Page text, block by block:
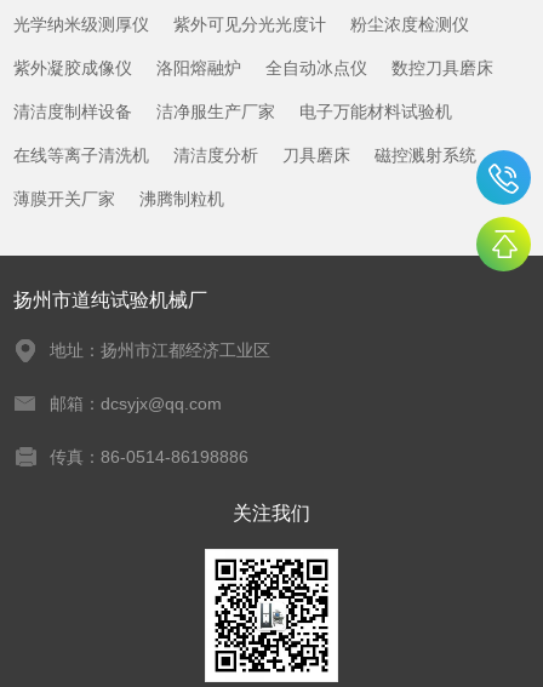
光学纳米级测厚仪 紫外可见分光光度计 粉尘浓度检测仪
紫外凝胶成像仪 洛阳熔融炉 全自动冰点仪 数控刀具磨床
清洁度制样设备 洁净服生产厂家 电子万能材料试验机
在线等离子清洗机 清洁度分析 刀具磨床 磁控溅射系统
薄膜开关厂家 沸腾制粒机
扬州市道纯试验机械厂
地址：扬州市江都经济工业区
邮箱：dcsyjx@qq.com
传真：86-0514-86198886
关注我们